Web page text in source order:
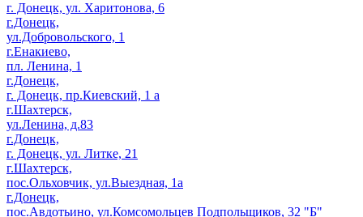
г. Донецк, ул. Харитонова, 6
г.Донецк,
ул.Добровольского, 1
г.Енакиево,
пл. Ленина, 1
г.Донецк,
г. Донецк, пр.Киевский, 1 а
г.Шахтерск,
ул.Ленина, д.83
г.Донецк,
г. Донецк, ул. Литке, 21
г.Шахтерск,
пос.Ольховчик, ул.Выездная, 1а
г.Донецк,
пос.Авдотьино, ул.Комсомольцев Подпольщиков, 32 "Б"